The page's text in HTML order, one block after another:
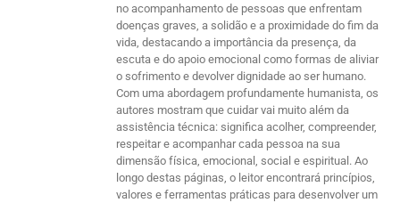
no acompanhamento de pessoas que enfrentam
doenças graves, a solidão e a proximidade do fim da
vida, destacando a importância da presença, da
escuta e do apoio emocional como formas de aliviar
o sofrimento e devolver dignidade ao ser humano.
Com uma abordagem profundamente humanista, os
autores mostram que cuidar vai muito além da
assistência técnica: significa acolher, compreender,
respeitar e acompanhar cada pessoa na sua
dimensão física, emocional, social e espiritual. Ao
longo destas páginas, o leitor encontrará princípios,
valores e ferramentas práticas para desenvolver um